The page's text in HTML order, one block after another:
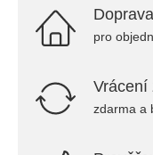
pro
Vrácení
zdarma a